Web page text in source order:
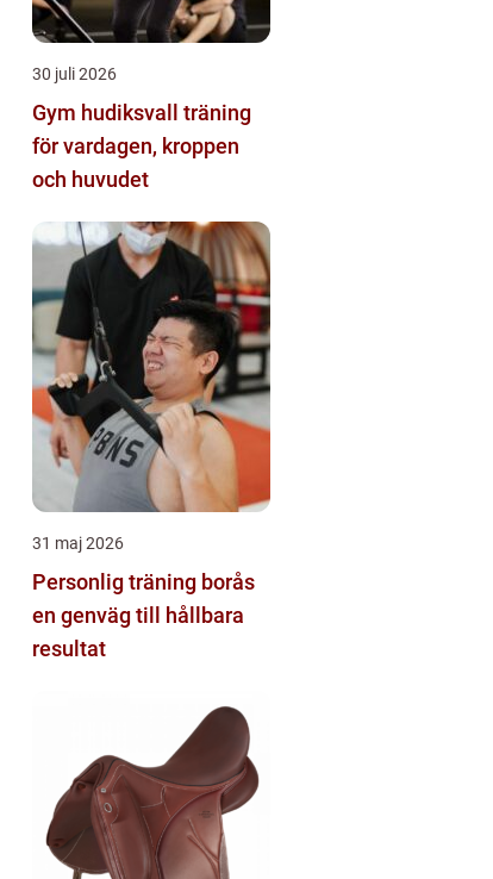
30 juli 2026
Gym hudiksvall träning
för vardagen, kroppen
och huvudet
31 maj 2026
Personlig träning borås
en genväg till hållbara
resultat